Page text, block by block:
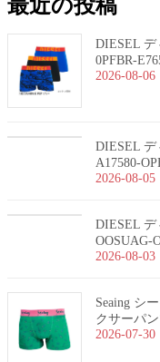
最近の投稿
DIESEL デ
0PFBR-
2026-08-06
DIESEL デ
A17580-
2026-08-05
DIESEL
OOSUAG-
2026-08-03
Seaing シ
クサーパ
2026-07-30